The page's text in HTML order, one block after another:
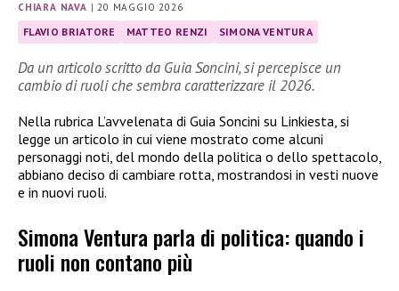
CHIARA NAVA |20 MAGGIO 2026
FLAVIO BRIATORE MATTEO RENZI SIMONA VENTURA
Da un articolo scritto da Guia Soncini, si percepisce un
cambio di ruoli che sembra caratterizzare il 2026.
Nella rubrica L’avvelenata di Guia Soncini su Linkiesta, si
legge un articolo in cui viene mostrato come alcuni
personaggi noti, del mondo della politica o dello spettacolo,
abbiano deciso di cambiare rotta, mostrandosi in vesti nuove
e in nuovi ruoli.
Simona Ventura parla di politica: quando i
ruoli non contano più